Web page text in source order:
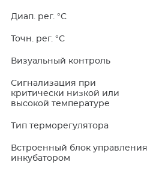
Диап. рег. °C
Точн. рег. °C
Визуальный контроль
Сигнализация при
критически низкой или
высокой температуре
Тип терморегулятора
Встроенный блок управления
инкубатором